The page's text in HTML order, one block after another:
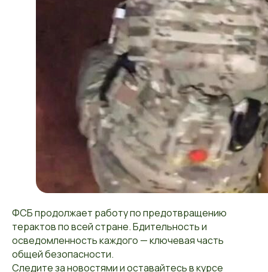
ФСБ продолжает работу по предотвращению
терактов по всей стране. Бдительность и
осведомленность каждого — ключевая часть
общей безопасности.
Следите за новостями и оставайтесь в курсе